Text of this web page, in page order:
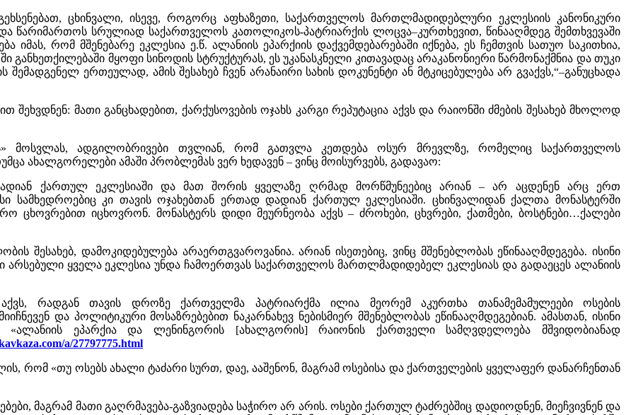
ცხინვალი, ისევე, როგორც აფხაზეთი, საქართველოს მართლმადიდებლური ეკლესიის კანონიკური
წარიმართოს სრულიად საქართველოს კათოლიკოს-პატრიარქის ლოცვა–კურთხევით, წინააღმდეგ შემთხვევაში
იმას, რომ მშენებარე ეკლესია ე.წ. ალანიის ეპარქიის დაქვემდებარებაში იქნება, ეს ჩემთვის სათუო საკითხია,
განხეთქილებაში მყოფი სინოდის სტრუქტურას, ეს უკანასკნელი კითავადაცარაკანონიერი წარმონაქმნია დათუკი
შემადგენელ ერთეულად, ამის შესახებ ჩვენ არანაირი სახის დოკუნენტი ან მტკიცებულება არ გვაქვს,“–განუცხადა
შეხვდნენ: მათი განცხადებით, ქარქუსოვების ოჯახს კარგი რეპუტაცია აქვს და რაიონში ძმების შესახებ მხოლოდ
მოსვლას, ადგილობრივები თვლიან, რომ გათვლა კეთდება ოსურ მრევლზე, რომელიც საქართველოს
ახალგორელები ამაში პრობლემას ვერ ხედავენ – ვინც მოისურვებს, გადავაო:
ქართულ ეკლესიაში და მათ შორის ყველაზე ღრმად მორწმუნეებიც არიან – არ აცდენენ არც ერთ
სამხედროებიც კი თავის ოჯახებთან ერთად დადიან ქართულ ეკლესიაში. ცხინვალიდან ქალთა მონასტერში
ცხოვრებით იცხოვრონ. მონასტერს დიდი მეურნეობა აქვს – ძროხები, ცხვრები, ქათმები, ბოსტნები…ქალები
შესახებ, დამოკიდებულება არაერთგვაროვანია. არიან ისეთებიც, ვინც მშენებლობას ეწინააღმდეგება. ისინი
არსებული ყველა ეკლესია უნდა ჩამოერთვას საქართველოს მართლმადიდებელ ეკლესიას და გადაეცეს ალანიის
რადგან თავის დროზე ქართველმა პატრიარქმა ილია მეორემ აკურთხა თანამემამულეები ოსების
და პოლიტიკური მოსაზრებებით ნაკარნახევ ნებისმიერ მშენებლობას ეწინააღმდეგებიან. ამასთან, ისინი
«ალანიის ეპარქია და ლენინგორის [ახალგორის] რაიონის ქართველი სამღვდელოება მშვიდობიანად
a/27797775.html
რომ «თუ ოსებს ახალი ტაძარი სურთ, დაე, ააშენონ, მაგრამ ოსებისა და ქართველების ყველაფერ დანარჩენთან
მაგრამ მათი გაღრმავება-გაზვიადება საჭირო არ არის. ოსები ქართულ ტაძრებშიც დადიოდნენ, მიეჩვივნენ და